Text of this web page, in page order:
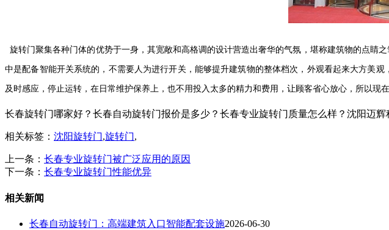
旋转门聚集各种门体的优势于一身， 其宽敞和高格调的设计营造出奢华的气氛，堪称建筑物的点睛
中是配备智能开关系统的，不需要人为进行开关，能够提升建筑物的整体档次，外观看起来大方美
及时感应，停止运转，在日常维护保养上，也不用投入太多的精力和费用，让顾客省心放心，所以现在
长春旋转门哪家好？长春自动旋转门报价是多少？长春专业旋转门质量怎么样？沈阳迈
相关标签： 沈阳旋转门,旋转门,
上一条： 长春专业旋转门被广泛应用的原因
下一条： 长春专业旋转门性能优异
相关新闻
长春自动旋转门：高端建筑入口智能配套设施2026-06-30